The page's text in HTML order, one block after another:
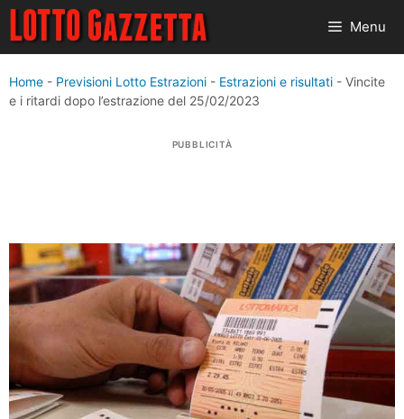
Vai
contenuto
Menu
Home - Previsioni Lotto Estrazioni - Estrazioni e risultati - Vincite
e i ritardi dopo l’estrazione del 25/02/2023
PUBBLICITÀ